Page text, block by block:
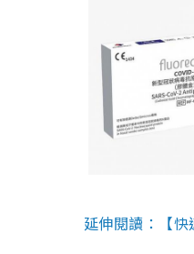
延伸閱讀：【